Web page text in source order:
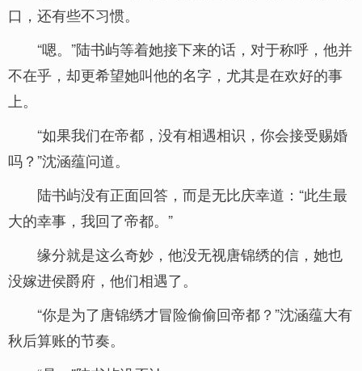
口，还有些不习惯。
“嗯。”陆书屿等着她接下来的话，对于称呼，他并
不在乎，却更希望她叫他的名字，尤其是在欢好的事
上。
“如果我们在帝都，没有相遇相识，你会接受赐婚
吗？”沈涵蕴问道。
陆书屿没有正面回答，而是无比庆幸道：“此生最
大的幸事，我回了帝都。”
缘分就是这么奇妙，他没无视唐锦绣的信，她也
没嫁进侯爵府，他们相遇了。
“你是为了唐锦绣才冒险偷偷回帝都？”沈涵蕴大有
秋后算账的节奏。